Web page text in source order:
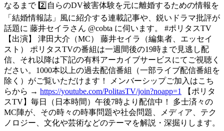
なるまで 2️⃣自らのDV被害体験を元に離婚するための情報を
「結婚情報誌」風に紹介する連載記事や、鋭いドラマ批評が
話題に 藤井セイラさん @cobta に伺います。 #ポリタスTV
【出演】 津田大介（MC） 藤井セイラ（編集者、エッセイ
スト） ポリタスTVの番組は一週間後の19時まで見逃し配
信、それ以降は下記の有料アーカイブサービスにてご視聴く
ださい。1000本以上の過去配信番組（一部ライブ配信番組を
除く）がご覧いただけます！ メンバーシップご加入はこち
らから → https://youtube.com/PolitasTV/join?noapp=1
【ポリタ
スTV】毎日（日本時間）午後7時より配信中！ 多士済々の
MC陣が、その時々の時事問題や社会問題、メディア、テク
ノロジー、文化や芸術などのテーマを解説・深掘りします。